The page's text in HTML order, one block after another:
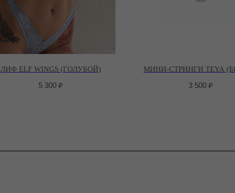
ЛИФ ELF WINGS (ГОЛУБОЙ)
5 300 ₽
МИНИ-СТРИНГИ TEYA
3 500 ₽